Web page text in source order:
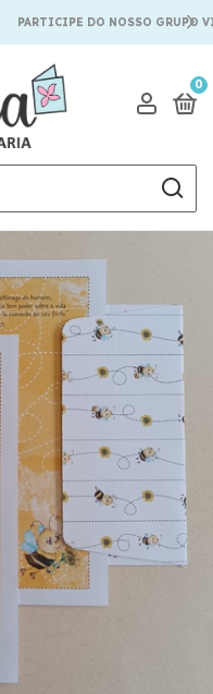
PARTICIPE DO NOSSO GRUPO
0